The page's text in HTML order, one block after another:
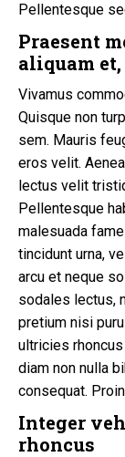
Pellentesque
Praesent
aliquam
Vivamus
Quisque non
sem. Mauris
eros velit.
lectus velit
Pellentesque
malesuada
tincidunt urna,
arcu et neque
sodales lectus,
pretium nisi
ultricies
diam non nulla
consequat.
Integer
rhoncus